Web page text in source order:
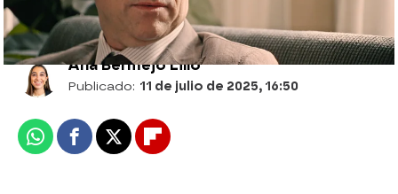
Ana Bermejo Lillo
Publicado: 11 de julio de 2025, 16:50
WhatsappFacebook
X Flipboard